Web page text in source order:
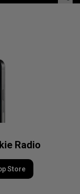
Radio
Store